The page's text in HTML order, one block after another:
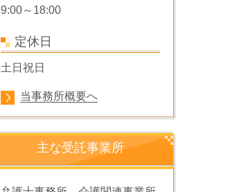
9:00～18:00
定休日
土日祝日
当事務所概要へ
主な受託事業所